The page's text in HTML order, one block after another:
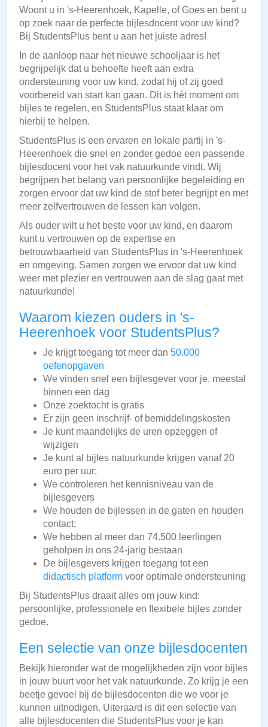
Woont u in 's-Heerenhoek, Kapelle, of Goes en bent u
op zoek naar de perfecte bijlesdocent voor uw kind?
Bij StudentsPlus bent u aan het juiste adres!
In de aanloop naar het nieuwe schooljaar is het
begrijpelijk dat u behoefte heeft aan extra
ondersteuning voor uw kind, zodat hij of zij goed
voorbereid van start kan gaan. Dit is hét moment om
bijles te regelen, en StudentsPlus staat klaar om
hierbij te helpen.
StudentsPlus is een ervaren en lokale partij in 's-
Heerenhoek die snel en zonder gedoe een passende
bijlesdocent voor het vak natuurkunde vindt. Wij
begrijpen het belang van persoonlijke begeleiding en
zorgen ervoor dat uw kind de stof beter begrijpt en met
meer zelfvertrouwen de lessen kan volgen.
Als ouder wilt u het beste voor uw kind, en daarom
kunt u vertrouwen op de expertise en
betrouwbaarheid van StudentsPlus in 's-Heerenhoek
en omgeving. Samen zorgen we ervoor dat uw kind
weer met plezier en vertrouwen aan de slag gaat met
natuurkunde!
Waarom kiezen ouders in 's-
Heerenhoek voor StudentsPlus?
Je krijgt toegang tot meer dan 50.000
oefenopgaven
We vinden snel een bijlesgever voor je, meestal
binnen een dag
Onze zoektocht is gratis
Er zijn geen inschrijf- of bemiddelingskosten
Je kunt maandelijks de uren opzeggen of
wijzigen
Je kunt al bijles natuurkunde krijgen vanaf 20
euro per uur;
We controleren het kennisniveau van de
bijlesgevers
We houden de bijlessen in de gaten en houden
contact;
We hebben al meer dan 74.500 leerlingen
geholpen in ons 24-jarig bestaan
De bijlesgevers krijgen toegang tot een
didactisch platform voor optimale ondersteuning
Bij StudentsPlus draait alles om jouw kind:
persoonlijke, professionele en flexibele bijles zonder
gedoe.
Een selectie van onze bijlesdocenten
Bekijk hieronder wat de mogelijkheden zijn voor bijles
in jouw buurt voor het vak natuurkunde. Zo krijg je een
beetje gevoel bij de bijlesdocenten die we voor je
kunnen uitnodigen. Uiteraard is dit een selectie van
alle bijlesdocenten die StudentsPlus voor je kan